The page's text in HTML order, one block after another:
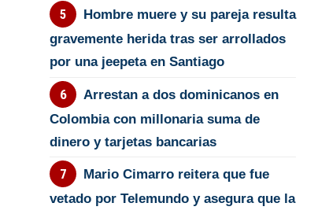
Hombre muere y su pareja resulta
gravemente herida tras ser arrollados
por una jeepeta en Santiago
Arrestan a dos dominicanos en
Colombia con millonaria suma de
dinero y tarjetas bancarias
Mario Cimarro reitera que fue
vetado por Telemundo y asegura que la